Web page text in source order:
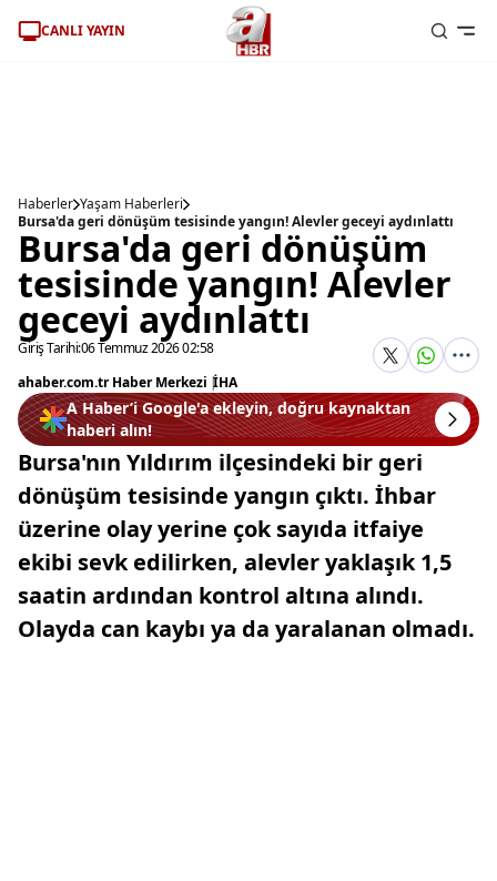
CANLI YAYIN
Haberler Yaşam Haberleri
Bursa'da geri dönüşüm tesisinde yangın! Alevler geceyi aydınlattı
Bursa'da geri dönüşüm
tesisinde yangın! Alevler
geceyi aydınlattı
Giriş Tarihi:06 Temmuz 2026 02:58
ahaber.com.tr Haber Merkezi |İHA
A Haber’i Google'a ekleyin, doğru kaynaktan
haberi alın!
Bursa'nın Yıldırım ilçesindeki bir geri
dönüşüm tesisinde yangın çıktı. İhbar
üzerine olay yerine çok sayıda itfaiye
ekibi sevk edilirken, alevler yaklaşık 1,5
saatin ardından kontrol altına alındı.
Olayda can kaybı ya da yaralanan olmadı.